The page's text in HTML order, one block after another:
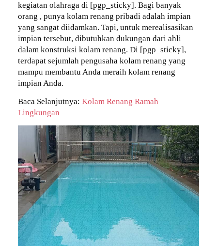
kegiatan olahraga di [pgp_sticky]. Bagi banyak
orang , punya kolam renang pribadi adalah impian
yang sangat diidamkan. Tapi, untuk merealisasikan
impian tersebut, dibutuhkan dukungan dari ahli
dalam konstruksi kolam renang. Di [pgp_sticky],
terdapat sejumlah pengusaha kolam renang yang
mampu membantu Anda meraih kolam renang
impian Anda.
Baca Selanjutnya: Kolam Renang Ramah
Lingkungan